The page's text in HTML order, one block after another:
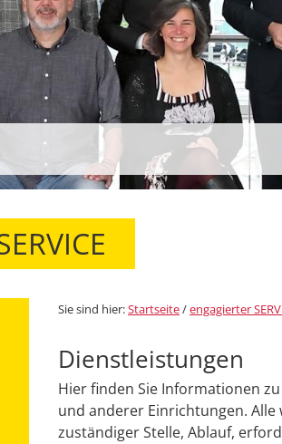
Sie sind hier:Startseite/engagierter
Dienstleistungen
Hier finden Sie Informationen
und anderer Einrichtungen.
zuständiger Stelle, Ablauf,